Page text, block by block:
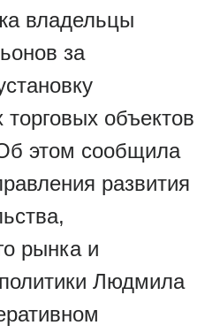
владельцы
за
объектов
этом сообщила
развития
рынка и
Людмила